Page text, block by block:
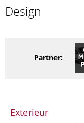
Design
Partner:
Exterieur